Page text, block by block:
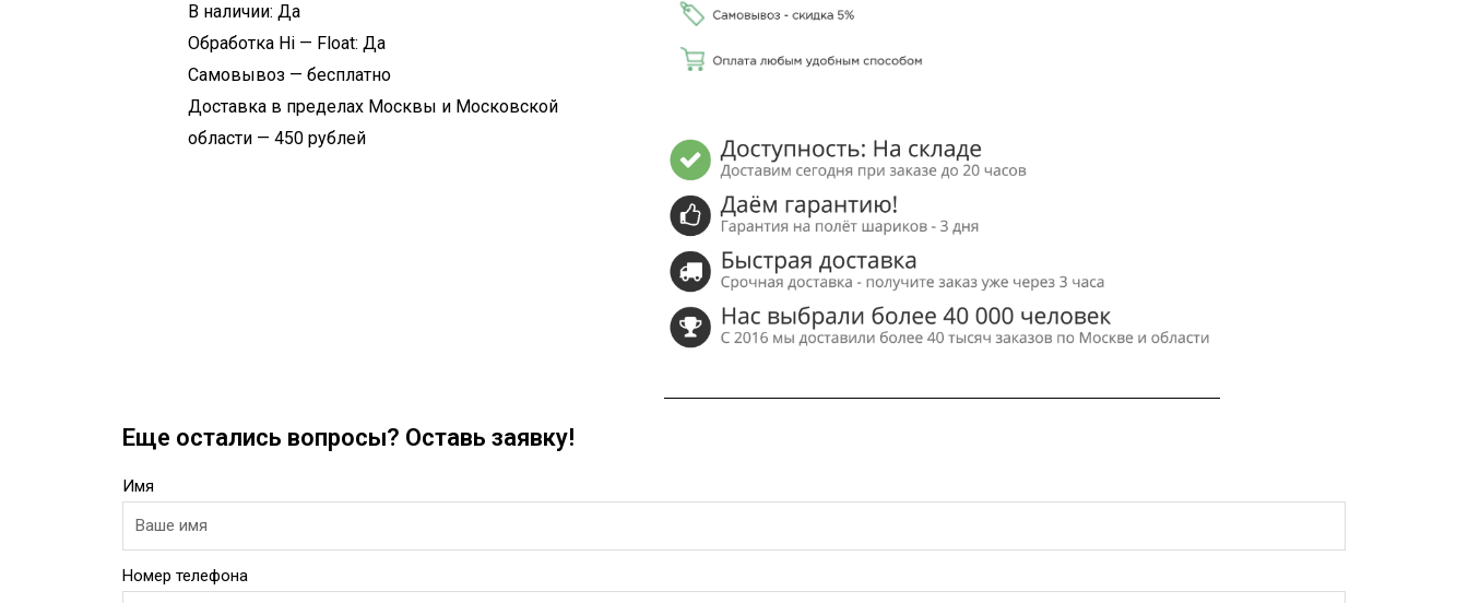
В наличии: Да
Обработка Hi — Float: Да
Самовывоз — бесплатно
Доставка в пределах Москвы и Московской
области — 450 рублей
Еще остались вопросы? Оставь заявку!
Имя
Номер телефона